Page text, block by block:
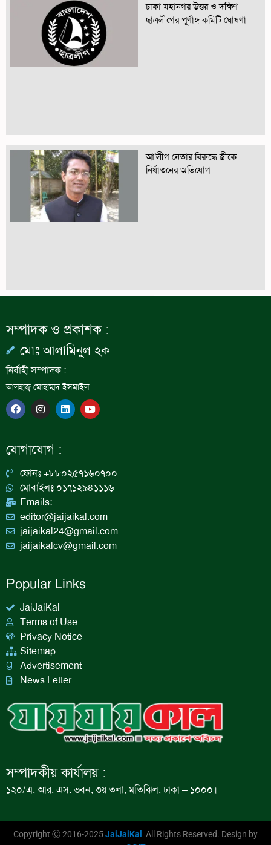
ঢাকা মহানগর উত্তর ও দক্ষিণ
ছাত্রলীগের পূর্ণাঙ্গ কমিটি ঘোষণা
আ’লীগ নেতার বিরুদ্ধে স্ত্রীকে
নির্যাতনের অভিযোগ
সম্পাদক ও প্রকাশক :
মোঃ আলামিনুল হক
নির্বাহী সম্পাদক :
আলহাজ্ব মোহাম্মদ ইসমাইল
F
a
c
b
o
I
n
s
a
g
a
m
L
i
n
n
Y
o
u
যোগাযোগ :
ফোনঃ +৮৮০২৫৭১৬০৭০০
মোবাইলঃ ০১৭১২৯৪১১১৬
Emails:
editor@jaijaikal.com
jaijaikal24@gmail.com
jaijaikalcv@gmail.com
Popular Links
JaiJaiKal
Terms of Use
Privacy Notice
Sitemap
Advertisement
News Letter
সম্পাদকীয় কার্যালয় :
১২০/এ, আর. এস. ভবন, ৩য় তলা, মতিঝিল, ঢাকা – ১০০০।
Copyright Ⓒ 2016-2025JaiJaiKal
All Rights Reserved. Design by